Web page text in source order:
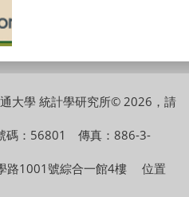
大學 統計學研究所© 2026，請
碼：56801 傳真：886-3-
路1001號綜合一館4樓 位置